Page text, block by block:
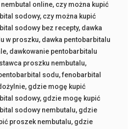
online, czy można kupić
sodowy, czy można kupić
sodowy bez recepty, dawka
w proszku, dawka pentobarbitalu
, dawkowanie pentobarbitalu
proszku nembutalu,
sodu,fenobarbital
, gdzie mogę kupić
sodowy, gdzie mogę kupić
sodowy nembutalu, gdzie
proszek nembutalu, gdzie